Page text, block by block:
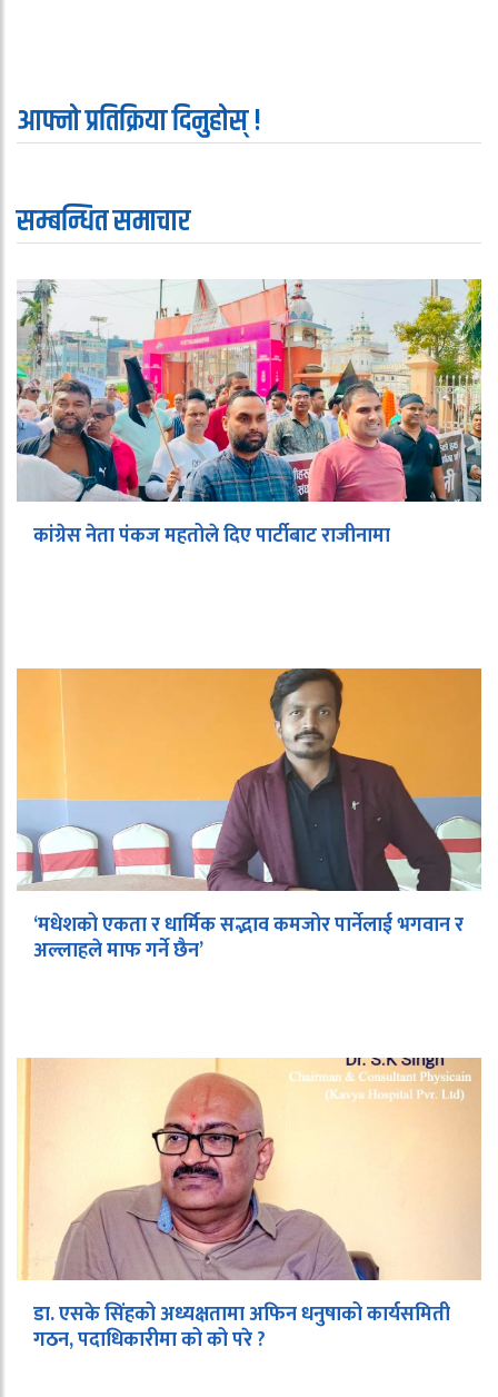
आफ्नो प्रतिक्रिया दिनुहोस् !
सम्बन्धित समाचार
कांग्रेस नेता पंकज महतोले दिए पार्टीबाट राजीनामा
‘मधेशको एकता र धार्मिक सद्भाव कमजोर पार्नेलाई भगवान र
अल्लाहले माफ गर्ने छैन’
डा. एसके सिंहको अध्यक्षतामा अफिन धनुषाको कार्यसमिती
गठन, पदाधिकारीमा को को परे ?